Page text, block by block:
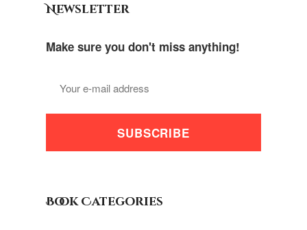
Newsletter
Make sure you don't miss anything!
SUBSCRIBE
Book Categories